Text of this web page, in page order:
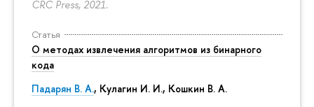
CRC Press, 2021.
Статья
О методах извлечения алгоритмов из бинарного
кода
Падарян В. А., Кулагин И. И., Кошкин В. А.